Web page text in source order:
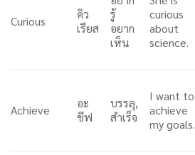
Curious
คิว
เรียส
รู้
อยาก
เห็น
curious
about
science.
Achieve
อะ
ชีฟ
บรรลุ,
สำเร็จ
I want to
achieve
my goals.